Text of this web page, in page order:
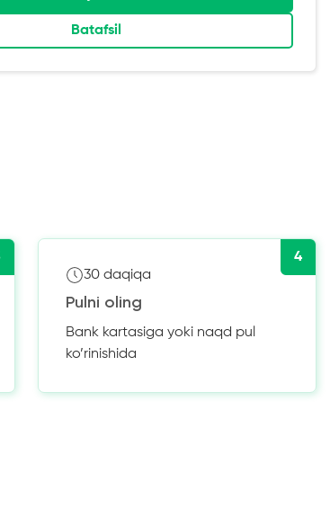
Batafsil
4
30 daqiqa
Pulni oling
Bank kartasiga yoki naqd pul
ko’rinishida